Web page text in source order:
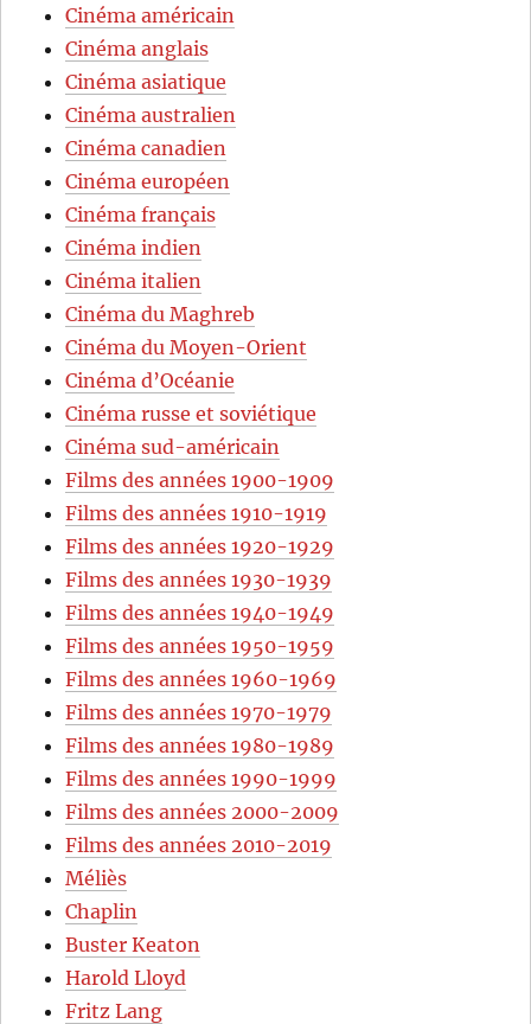
Cinéma américain
Cinéma anglais
Cinéma asiatique
Cinéma australien
Cinéma canadien
Cinéma européen
Cinéma français
Cinéma indien
Cinéma italien
Cinéma du Maghreb
Cinéma du Moyen-Orient
Cinéma d’Océanie
Cinéma russe et soviétique
Cinéma sud-américain
Films des années 1900-1909
Films des années 1910-1919
Films des années 1920-1929
Films des années 1930-1939
Films des années 1940-1949
Films des années 1950-1959
Films des années 1960-1969
Films des années 1970-1979
Films des années 1980-1989
Films des années 1990-1999
Films des années 2000-2009
Films des années 2010-2019
Méliès
Chaplin
Buster Keaton
Harold Lloyd
Fritz Lang